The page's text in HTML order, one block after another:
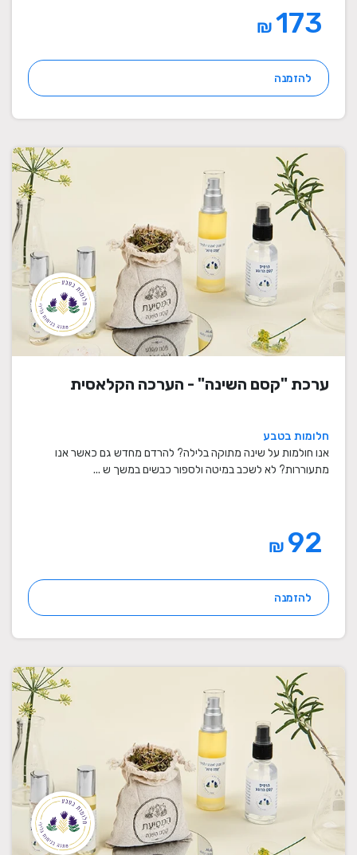
₪
להזמנה
ערכת "קסם השינה" - הערכה הקלאסית
חלומות בטבע
אנו חולמות על שינה מתוקה בלילה? להרדם מחדש גם כאשר אנו
מתעוררות? לא לשכב במיטה ולספור כבשים במשך ש ...
₪
להזמנה